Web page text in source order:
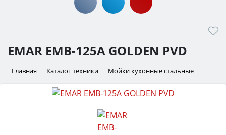
EMAR EMB-125A GOLDEN PVD
Главная Каталог техники Мойки кухонные стальные